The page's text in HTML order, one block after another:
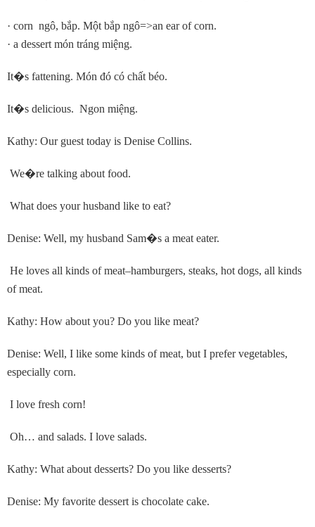
· corn ngô, bắp. Một bắp ngô=>an ear of corn.
· a dessert món tráng miệng.
It�s fattening. Món đó có chất béo.
It�s delicious. Ngon miệng.
Kathy: Our guest today is Denise Collins.
We�re talking about food.
What does your husband like to eat?
Denise: Well, my husband Sam�s a meat eater.
He loves all kinds of meat–hamburgers, steaks, hot dogs, all kinds
of meat.
Kathy: How about you? Do you like meat?
Denise: Well, I like some kinds of meat, but I prefer vegetables,
especially corn.
I love fresh corn!
Oh… and salads. I love salads.
Kathy: What about desserts? Do you like desserts?
Denise: My favorite dessert is chocolate cake.